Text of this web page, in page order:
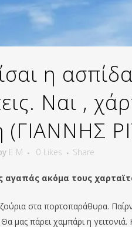
η
Ναι ,
(ΓΙΑΝΝΗΣ
E M 0 Likes Share
αγαπάς ακόμα τους
στα πορτοπαράθυρα.
μας πάρει χαμπάρι η